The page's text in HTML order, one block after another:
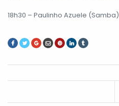
18h30 – Paulinho Azuele (Samba)